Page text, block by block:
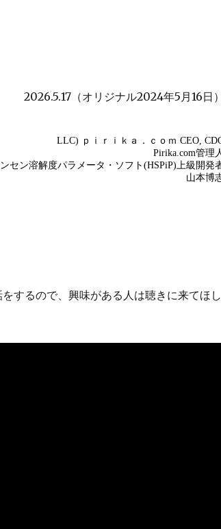
2026.5.17（オリジナル2024年5月16日）
するので、興味がある人は聴きに来てほし